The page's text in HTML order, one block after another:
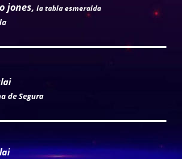
de Segura
jones, la tabla esmeralda